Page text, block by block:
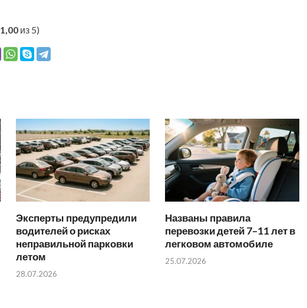
1,00 из 5)
Эксперты предупредили
водителей о рисках
неправильной парковки
летом
28.07.2026
Названы правила
перевозки детей 7–11 лет в
легковом автомобиле
25.07.2026